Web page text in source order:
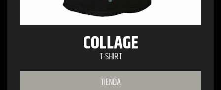
COLLAGE
T-SHIRT
TIENDA